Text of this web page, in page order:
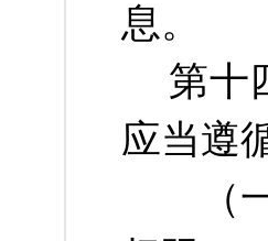
息。
第十
应当遵
（一